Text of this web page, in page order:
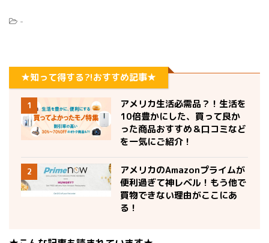
-
★知って得する?!おすすめ記事★
1
アメリカ生活必需品？！生活を
10倍豊かにした、買って良か
った商品おすすめ＆口コミなど
を一気にご紹介！
2
アメリカのAmazonプライムが
便利過ぎて神レベル！もう他で
買物できない理由がここにあ
る！